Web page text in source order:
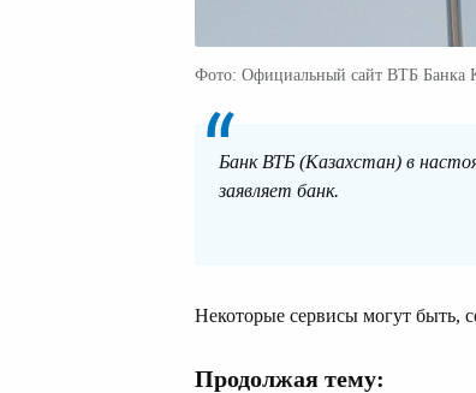
Фото: Официальный сайт ВТБ Банка
Банк ВТБ (Казахстан) в
заявляет банк.
Некоторые сервисы могут быть,
Продолжая тему: